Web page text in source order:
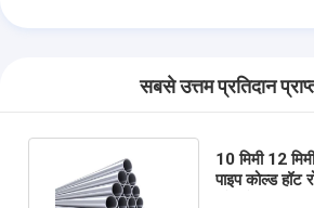
सबसे उत्तम प्रतिदान
10 मिमी 12
पाइप कोल्ड हॉट